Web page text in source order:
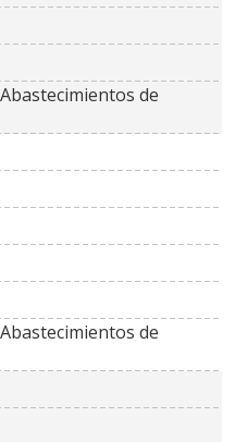
de
de